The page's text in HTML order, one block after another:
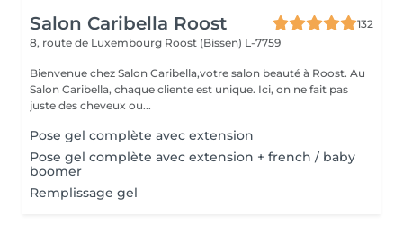
Salon Caribella Roost
132
8, route de Luxembourg Roost (Bissen) L-7759
Bienvenue chez Salon Caribella,votre salon beauté à Roost. Au
Salon Caribella, chaque cliente est unique. Ici, on ne fait pas
juste des cheveux ou...
Pose gel complète avec extension
Pose gel complète avec extension + french / baby
boomer
Remplissage gel